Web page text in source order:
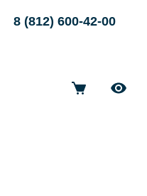
8 (812) 600-42-00